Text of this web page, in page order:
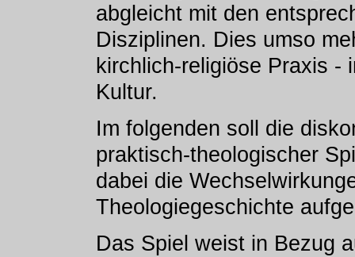
abgleicht mit den
Disziplinen. Dies umso
kirchlich-religiöse Praxis -
Kultur.
Im folgenden soll die
praktisch-theologischer
dabei die
Theologiegeschichte
Das Spiel weist in Bezug